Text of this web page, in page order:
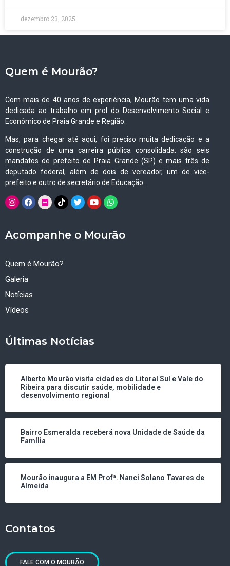
dezembro 23, 2025
Quem é Mourão?
Com mais de 40 anos de experiência, Mourão tem uma vida
dedicada ao trabalho em prol do Desenvolvimento Social e
Econômico de Praia Grande e Região.
Mas, para chegar até aqui, foi preciso muita dedicação e a
construção de uma carreira pública consolidada: são seis
mandatos de prefeito de Praia Grande (SP) e mais três de
deputado federal, além de dois de vereador, um de vice-
prefeito e outro de secretário de Educação.
Acompanhe o Mourão
Quem é Mourão?
Galeria
Notícias
Vídeos
Últimas Notícias
Alberto Mourão visita cidades do Litoral Sul e Vale do
Ribeira para discutir saúde, mobilidade e
desenvolvimento regional
Bairro Esmeralda receberá nova Unidade de Saúde da
Família
Mourão inaugura a EM Profª. Nanci Solano Tavares de
Almeida
Contatos
FALE COM O MOURÃO